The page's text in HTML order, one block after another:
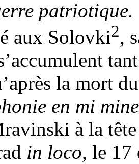
patriotique.
aux Solovki2,
la mort
en mi
à la
in loco, le 17